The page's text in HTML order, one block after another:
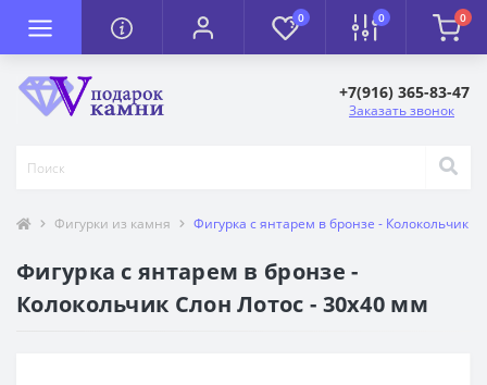
0 0 0
+7(916) 365-83-47
Заказать звонок
Фигурки из камня Фигурка с янтарем в бронзе - Колокольчик
Фигурка с янтарем в бронзе -
Колокольчик Слон Лотос - 30х40 мм